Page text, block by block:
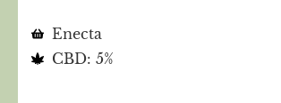
Enecta
CBD: 5%